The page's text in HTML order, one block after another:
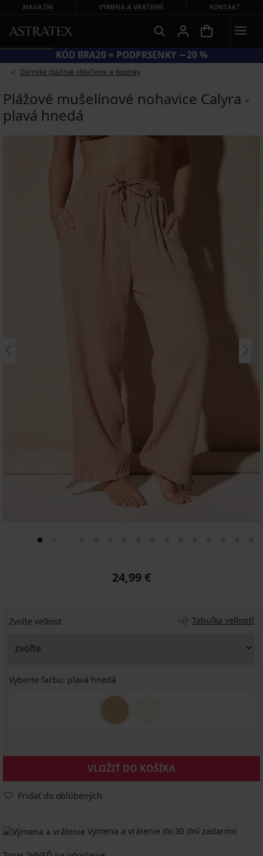
MAGAZÍN VÝMENA A VRÁTENIE KONTAKT
KÓD BRA20 = PODPRSENKY −20 %
Dámske plážové oblečenie a doplnky
Plážové mušelínové nohavice Calyra -
plavá hnedá
24,99 €
Zvoľte veľkosť Tabuľka veľkostí
Vyberte farbu: plavá hnedá
VLOŽIŤ DO KOŠÍKA
Pridať do obľúbených
Výmena a vrátenie do 30 dní zadarmo